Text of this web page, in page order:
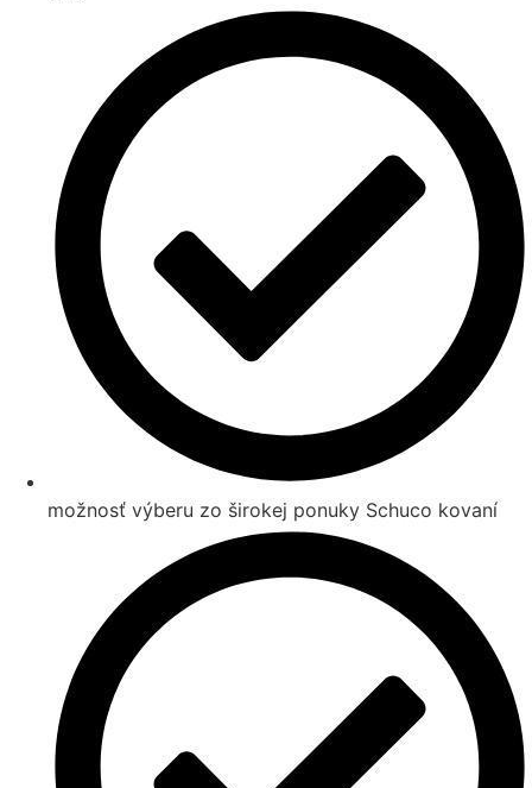
možnosť výberu zo širokej ponuky Schuco kovaní